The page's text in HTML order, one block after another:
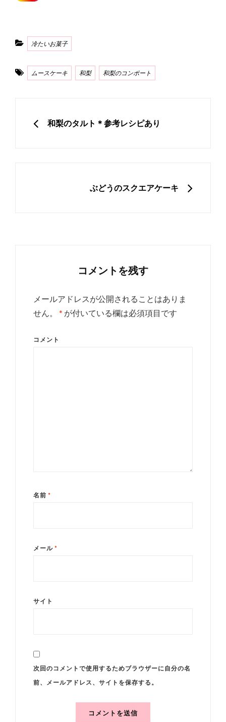
Categories
冷たいお菓子
Tags
ムースケーキ 和梨 和梨のコンポート
PREVIOUS
和梨のタルト＊参考レシピあり
ぶどうのスクエアケーキ
コメントを残す
メールアドレスが公開されることはありま
せん。
* が付いている欄は必須項目です
コメント
名前 *
メール *
サイト
次回のコメントで使用するためブラウザーに自分の名
前、メールアドレス、サイトを保存する。